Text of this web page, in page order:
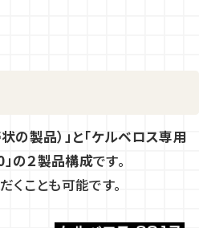
の製品）」と「ケルベロス専用
の２製品構成です。
ことも可能です。